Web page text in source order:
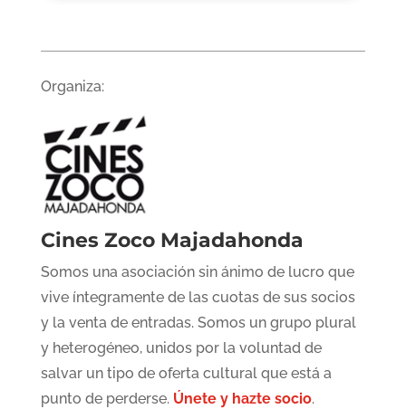
Organiza:
Cines Zoco Majadahonda
Somos una asociación sin ánimo de lucro que
vive íntegramente de las cuotas de sus socios
y la venta de entradas. Somos un grupo plural
y heterogéneo, unidos por la voluntad de
salvar un tipo de oferta cultural que está a
punto de perderse. Únete y hazte socio.